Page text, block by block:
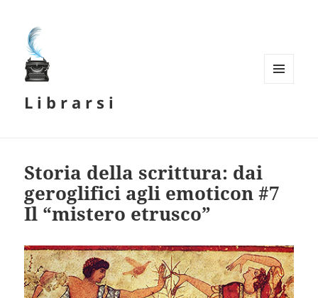
L i b r a r s i
Storia della scrittura: dai
geroglifici agli emoticon #7
Il “mistero etrusco”